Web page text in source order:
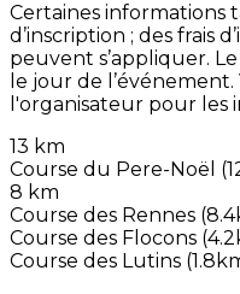
Certaines informations
d’inscription ; des frais
peuvent s’appliquer.
le jour de l’événement.
l'organisateur pour les
13 km
Course du Pere-Noël
8 km
Course des Rennes
Course des Flocons
Course des Lutins